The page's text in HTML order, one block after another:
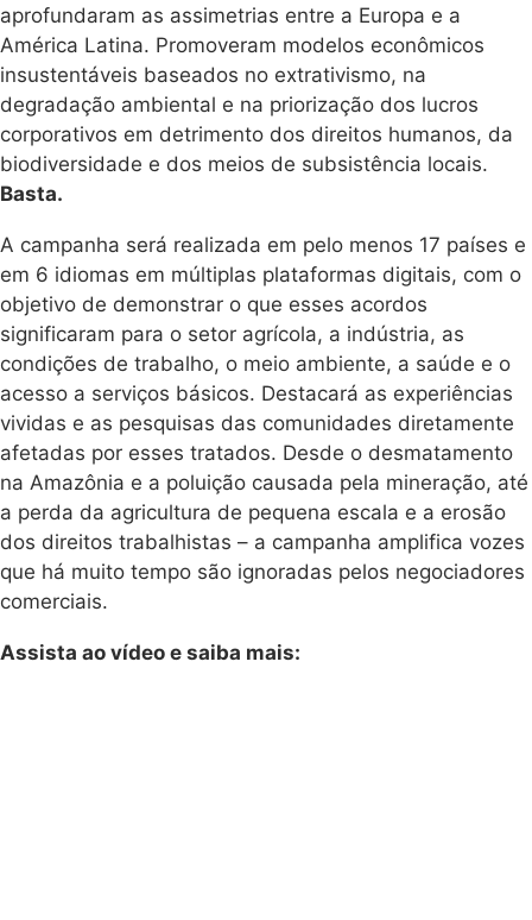
aprofundaram as assimetrias entre a Europa e a
América Latina. Promoveram modelos econômicos
insustentáveis baseados no extrativismo, na
degradação ambiental e na priorização dos lucros
corporativos em detrimento dos direitos humanos, da
biodiversidade e dos meios de subsistência locais.
Basta.
A campanha será realizada em pelo menos 17 países e
em 6 idiomas em múltiplas plataformas digitais, com o
objetivo de demonstrar o que esses acordos
significaram para o setor agrícola, a indústria, as
condições de trabalho, o meio ambiente, a saúde e o
acesso a serviços básicos. Destacará as experiências
vividas e as pesquisas das comunidades diretamente
afetadas por esses tratados. Desde o desmatamento
na Amazônia e a poluição causada pela mineração, até
a perda da agricultura de pequena escala e a erosão
dos direitos trabalhistas – a campanha amplifica vozes
que há muito tempo são ignoradas pelos negociadores
comerciais.
Assista ao vídeo e saiba mais: